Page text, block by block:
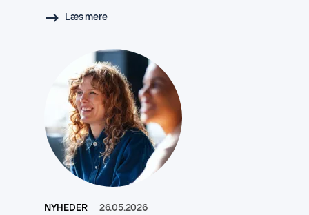
Læs mere
NYHEDER 26.05.2026